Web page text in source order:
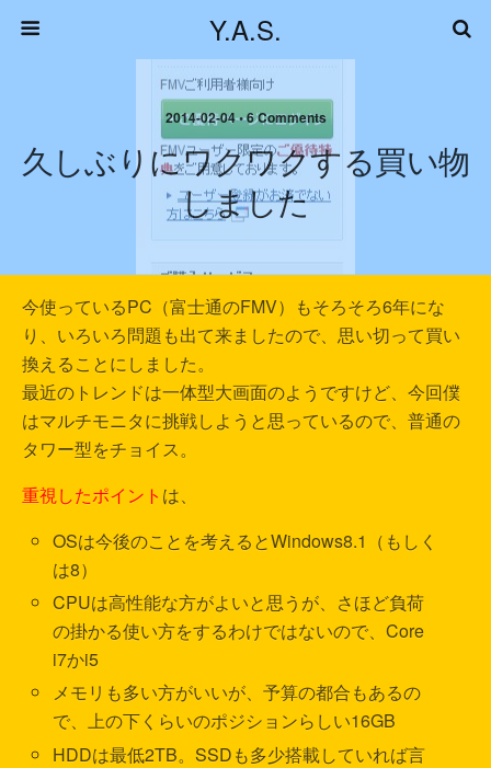
Y.A.S.
2014-02-04 • 6 Comments
久しぶりにワクワクする買い物
しました
今使っているPC（富士通のFMV）もそろそろ6年にな
り、いろいろ問題も出て来ましたので、思い切って買い
換えることにしました。
最近のトレンドは一体型大画面のようですけど、今回僕
はマルチモニタに挑戦しようと思っているので、普通の
タワー型をチョイス。
重視したポイント は、
OSは今後のことを考えるとWindows8.1（もしく
は8）
CPUは高性能な方がよいと思うが、さほど負荷
の掛かる使い方をするわけではないので、Core
i7かi5
メモリも多い方がいいが、予算の都合もあるの
で、上の下くらいのポジションらしい16GB
HDDは最低2TB。SSDも多少搭載していれば言